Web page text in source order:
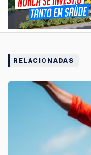
RELACIONADAS